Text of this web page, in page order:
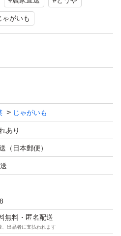
やすくなっていますが、品質
包時にしっかり確認していま
る方のみご購入よろしくお願
到着次第すぐに開封お願いい
ゃがいも
じゃがいも
あり
（日本郵便）
無料・匿名配送
、出品者に支払われます